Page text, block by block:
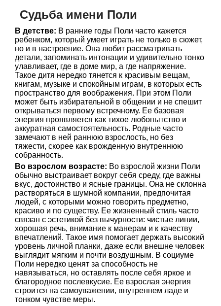
Судьба имени Поли
В детстве: В ранние годы Поли часто кажется
ребенком, который умеет играть не только в сюжет,
но и в настроение. Она любит рассматривать
детали, запоминать интонации и удивительно тонко
улавливает, где в доме мир, а где напряжение.
Такое дитя нередко тянется к красивым вещам,
книгам, музыке и спокойным играм, в которых есть
пространство для воображения. При этом Поли
может быть избирательной в общении и не спешит
открываться первому встречному. Ее базовая
энергия проявляется как тихое любопытство и
аккуратная самостоятельность. Родные часто
замечают в ней раннюю взрослость, но без
тяжести, скорее как врожденную внутреннюю
собранность.
Во взрослом возрасте: Во взрослой жизни Поли
обычно выстраивает вокруг себя среду, где важны
вкус, достоинство и ясные границы. Она не склонна
растворяться в шумной компании, предпочитая
людей, с которыми можно говорить предметно,
красиво и по существу. Ее жизненный стиль часто
связан с эстетикой без вычурности: чистые линии,
хорошая речь, внимание к манерам и к качеству
впечатлений. Такое имя помогает держать высокий
уровень личной планки, даже если внешне человек
выглядит мягким и почти воздушным. В социуме
Поли нередко ценят за способность не
навязываться, но оставлять после себя яркое и
благородное послевкусие. Ее взрослая энергия
строится на самоуважении, внутреннем ладе и
тонком чувстве меры.